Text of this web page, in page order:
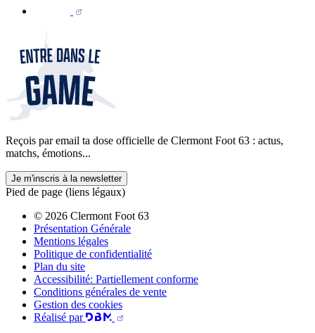
Reçois par email ta dose officielle de Clermont Foot 63 : actus,
matchs, émotions...
Je m'inscris à la newsletter
Pied de page (liens légaux)
© 2026 Clermont Foot 63
Présentation Générale
Mentions légales
Politique de confidentialité
Plan du site
Accessibilité: Partiellement conforme
Conditions générales de vente
Gestion des cookies
Réalisé par